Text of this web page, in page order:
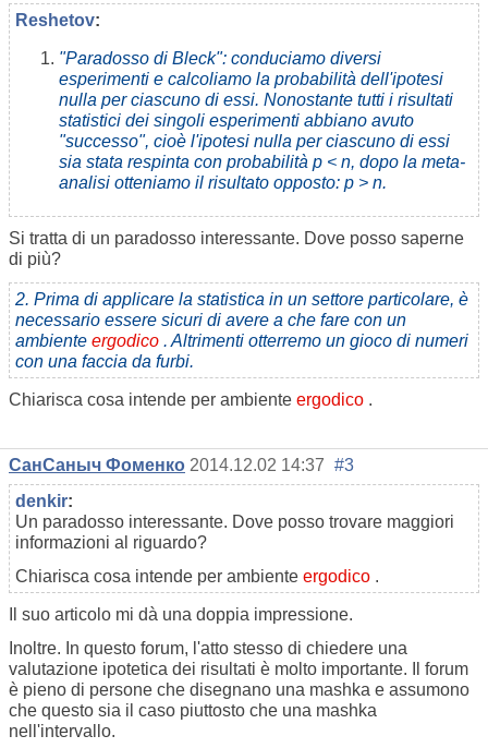
Reshetov:
"Paradosso di Bleck": conduciamo diversi
esperimenti e calcoliamo la probabilità dell'ipotesi
nulla per ciascuno di essi. Nonostante tutti i risultati
statistici dei singoli esperimenti abbiano avuto
"successo", cioè l'ipotesi nulla per ciascuno di essi
sia stata respinta con probabilità p < n, dopo la meta-
analisi otteniamo il risultato opposto: p > n.
Si tratta di un paradosso interessante. Dove posso saperne
di più?
2. Prima di applicare la statistica in un settore particolare, è
necessario essere sicuri di avere a che fare con un
ambiente ergodico . Altrimenti otterremo un gioco di numeri
con una faccia da furbi.
Chiarisca cosa intende per ambiente ergodico .
СанСаныч Фоменко 2014.12.02 14:37 #3
denkir:
Un paradosso interessante. Dove posso trovare maggiori
informazioni al riguardo?
Chiarisca cosa intende per ambiente ergodico .
Il suo articolo mi dà una doppia impressione.
Inoltre. In questo forum, l'atto stesso di chiedere una
valutazione ipotetica dei risultati è molto importante. Il forum
è pieno di persone che disegnano una mashka e assumono
che questo sia il caso piuttosto che una mashka
nell'intervallo.